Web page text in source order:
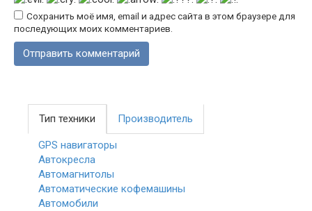
Сохранить моё имя, email и адрес сайта в этом браузере для
последующих моих комментариев.
Тип техники Производитель
GPS навигаторы
Автокресла
Автомагнитолы
Автоматические кофемашины
Автомобили